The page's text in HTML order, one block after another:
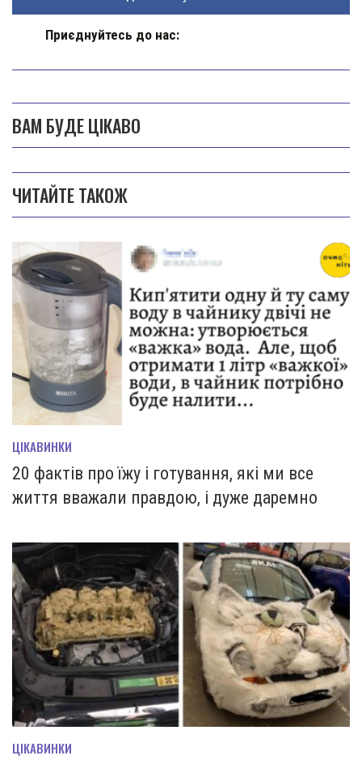
Приєднуйтесь до нас:
ВАМ БУДЕ ЦІКАВО
ЧИТАЙТЕ ТАКОЖ
ЦІКАВИНКИ
20 фактів про їжу і готування, які ми все
життя вважали правдою, і дуже даремно
ЦІКАВИНКИ